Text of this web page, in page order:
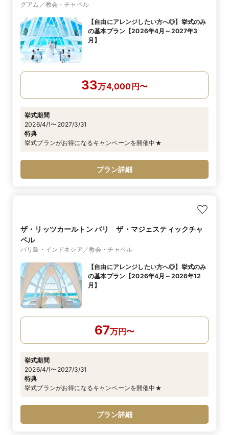
グアム／教会・チャペル
【自由にアレンジしたい方へ◎】挙式のみ
の基本プラン【2026年4月～2027年3
月】
33万4,000円〜
挙式期間
2026/4/1〜2027/3/31
特典
挙式プランがお得になるキャンペーンを開催中★
プラン詳細
ザ・リッツカールトン バリ ザ・マジェスティックチャ
ペル
バリ島・インドネシア／教会・チャペル
【自由にアレンジしたい方へ◎】挙式のみ
の基本プラン【2026年4月～2026年12
月】
67万円〜
挙式期間
2026/4/1〜2027/3/31
特典
挙式プランがお得になるキャンペーンを開催中★
プラン詳細